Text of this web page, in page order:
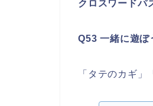
クロスワードパ
Q53 一緒に遊ぼ
「タテのカギ